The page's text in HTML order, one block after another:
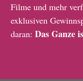
Filme und mehr
exklusiven
daran:Das Ganze